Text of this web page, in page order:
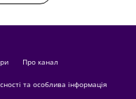
Про канал
та особлива інформація